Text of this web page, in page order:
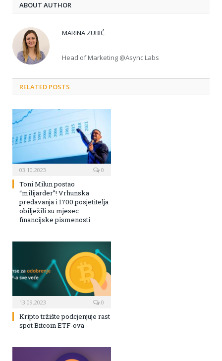
ABOUT AUTHOR
MARINA ZUBIĆ
Head of Marketing @Async Labs
RELATED POSTS
03.10.2023 0
Toni Milun postao
“milijarder”! Vrhunska
predavanja i 1700 posjetitelja
obilježili su mjesec
financijske pismenosti
13.09.2023 0
Kripto tržište podcjenjuje rast
spot Bitcoin ETF-ova